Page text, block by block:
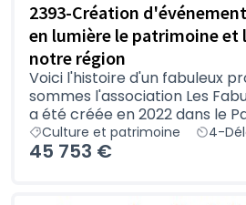
2393-Création
en lumière le patrimoine et
notre région
Voici l'histoire d'un fabuleux
sommes l'association Les
a été créée en 2022 dans le
Culture et patrimoine 4-
45 753 €